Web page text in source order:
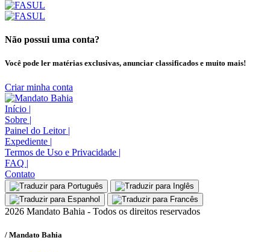
Não possui uma conta?
Você pode ler matérias exclusivas, anunciar classificados e muito mais!
Criar minha conta
Início |
Sobre |
Painel do Leitor |
Expediente |
Termos de Uso e Privacidade |
FAQ |
Contato
2026 Mandato Bahia - Todos os direitos reservados
/ Mandato Bahia